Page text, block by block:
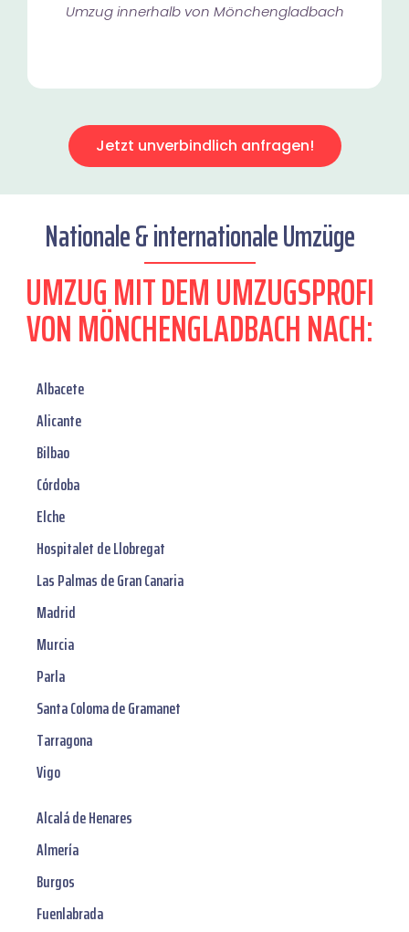
Umzug innerhalb von Mönchengladbach​
Jetzt unverbindlich anfragen!
Nationale & internationale Umzüge
UMZUG MIT DEM UMZUGSPROFI
VON MÖNCHENGLADBACH NACH:
Albacete
Alicante
Bilbao
Córdoba
Elche
Hospitalet de Llobregat
Las Palmas de Gran Canaria
Madrid
Murcia
Parla
Santa Coloma de Gramanet
Tarragona
Vigo
Alcalá de Henares
Almería
Burgos
Fuenlabrada